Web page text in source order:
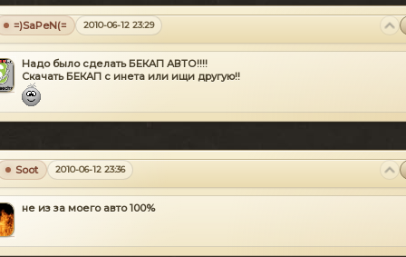
=)SaPeN(= 2010-06-12 23:29
Надо было сделать БЕКАП АВТО!!!!
Скачать БЕКАП с инета или ищи другую!!
Soot 2010-06-12 23:36
не из за моего авто 100%